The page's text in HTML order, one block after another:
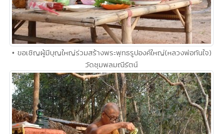
• ขอเชิญผู้มีบุญใหญ่ร่วมสร้างพระพุทธรูปองค์ใหญ่(หลวงพ่อทันใจ)
วัดชุมพลมณีรัตน์